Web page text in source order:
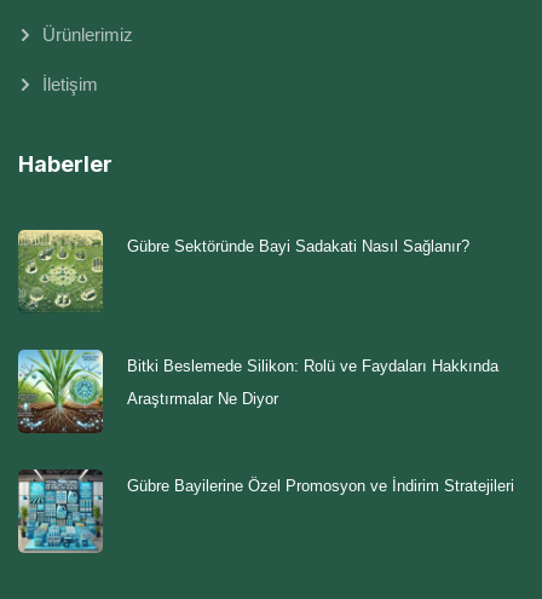
Ürünlerimiz
İletişim
Haberler
Gübre Sektöründe Bayi Sadakati Nasıl Sağlanır?
Bitki Beslemede Silikon: Rolü ve Faydaları Hakkında
Araştırmalar Ne Diyor
Gübre Bayilerine Özel Promosyon ve İndirim Stratejileri